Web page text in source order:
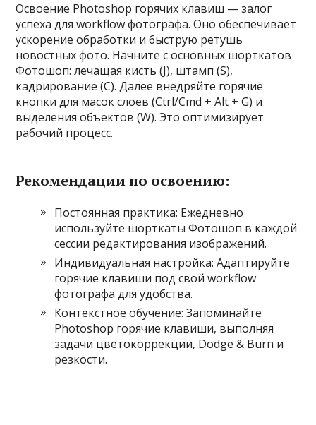
Освоение Photoshop горячих клавиш — залог
успеха для workflow фотографа. Оно обеспечивает
ускорение обработки и быструю ретушь
новостных фото. Начните с основных шорткатов
Фотошоп: лечащая кисть (J)‚ штамп (S)‚
кадрирование (C). Далее внедряйте горячие
кнопки для масок слоев (Ctrl/Cmd + Alt + G) и
выделения объектов (W). Это оптимизирует
рабочий процесс.
Рекомендации по освоению:
Постоянная практика: Ежедневно
используйте шорткаты Фотошоп в каждой
сессии редактирования изображений.
Индивидуальная настройка: Адаптируйте
горячие клавиши под свой workflow
фотографа для удобства.
Контекстное обучение: Запоминайте
Photoshop горячие клавиши‚ выполняя
задачи цветокоррекции‚ Dodge & Burn и
резкости.